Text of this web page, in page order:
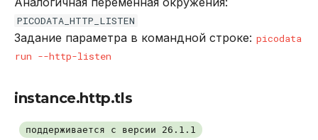
PICODATA_HTTP_LISTEN
Задание параметра в командной строке: picodata
run --http-listen
instance.http.tls
поддерживается с версии 26.1.1